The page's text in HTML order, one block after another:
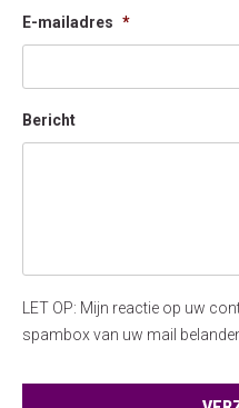
E-mailadres *
Bericht
LET OP: Mijn reactie op uw
spambox van uw mail